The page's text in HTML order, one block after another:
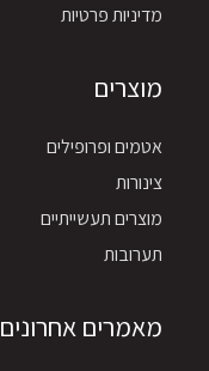
מדיניות פרטיות
מוצרים
אטמים ופרופילים
צינורות
מוצרים תעשייתיים
תערובות
מאמרים אחרונים